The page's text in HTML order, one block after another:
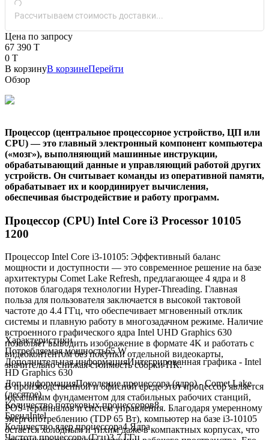
Рассчитываем стоимость доставки...
Цена по запросу
67 390 T
0 T
В корзинуВ корзинеПерейти
Обзор
Процессор (центральное процессорное устройство, ЦП или
CPU) — это главный электронный компонент компьютера
(«мозг»), выполняющий машинные инструкции,
обрабатывающий данные и управляющий работой других
устройств. Он считывает команды из оперативной памяти,
обрабатывает их и координирует вычисления,
обеспечивая быстродействие и работу программ.
Процессор (CPU) Intel Core i3 Processor 10105
1200
Процессор Intel Core i3-10105: Эффективный баланс
мощности и доступности — это современное решение на базе
архитектуры Comet Lake Refresh, предлагающее 4 ядра и 8
потоков благодаря технологии Hyper-Threading. Главная
польза для пользователя заключается в высокой тактовой
частоте до 4.4 ГГц, что обеспечивает мгновенный отклик
системы и плавную работу в многозадачном режиме. Наличие
встроенного графического ядра Intel UHD Graphics 630
позволяет выводить изображение в формате 4K и работать с
видеоконтентом без покупки отдельной видеокарты,
значительно снижая стоимость сборки ПК.
В производственной и офисной среде этот процессор является
идеальным фундаментом для стабильных рабочих станций,
POS-терминалов и систем управления. Благодаря умеренному
энергопотреблению (TDP 65 Вт), компьютер на базе i3-10105
остается холодным и тихим даже в компактных корпусах, что
Характеристики
Потребляемая мощность65 W
Дополнительная информацияИнтегрированная графика - Intel
HD Graphics 630
Доп.информацияПоколение процессора (ядро) - Comet Lake
(десятое)
Количество потоковых процессоров8
БрендIntel
Количество ядер процессора4 Ядра
Частота процессора (Ггц)3.7 ГГц